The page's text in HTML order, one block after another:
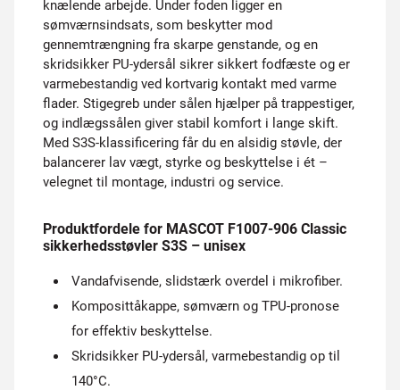
knælende arbejde. Under foden ligger en
sømværnsindsats, som beskytter mod
gennemtrængning fra skarpe genstande, og en
skridsikker PU-ydersål sikrer sikkert fodfæste og er
varmebestandig ved kortvarig kontakt med varme
flader. Stigegreb under sålen hjælper på trappestiger,
og indlægssålen giver stabil komfort i lange skift.
Med S3S-klassificering får du en alsidig støvle, der
balancerer lav vægt, styrke og beskyttelse i ét –
velegnet til montage, industri og service.
Produktfordele for MASCOT F1007-906 Classic
sikkerhedsstøvler S3S – unisex
Vandafvisende, slidstærk overdel i mikrofiber.
Komposittåkappe, sømværn og TPU-pronose
for effektiv beskyttelse.
Skridsikker PU-ydersål, varmebestandig op til
140°C.